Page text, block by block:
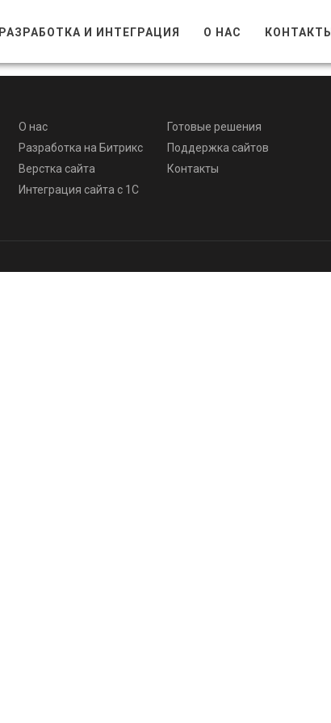
РАЗРАБОТКА И ИНТЕГРАЦИЯ О НАС КОНТАКТЫ
О нас
Разработка на Битрикс
Верстка сайта
Интеграция сайта с 1С
Готовые решения
Поддержка сайтов
Контакты